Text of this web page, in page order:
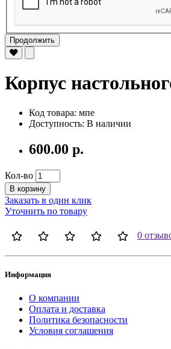
Продолжить
Корпус
Код товара: мпе
Доступность: В наличии
600.00 р.
Кол-во
В корзину
Заказать в один клик
Уточнить по товару
0
Информация
О компании
Оплата и доставка
Политика безопасности
Условия соглашения